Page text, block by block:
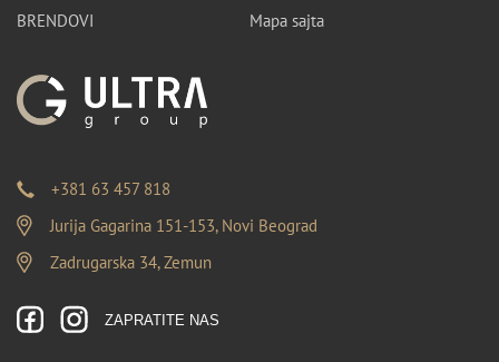
BRENDOVI
Mapa sajta
+381 63 457 818
Jurija Gagarina 151-153, Novi Beograd
Zadrugarska 34, Zemun
ZAPRATITE NAS